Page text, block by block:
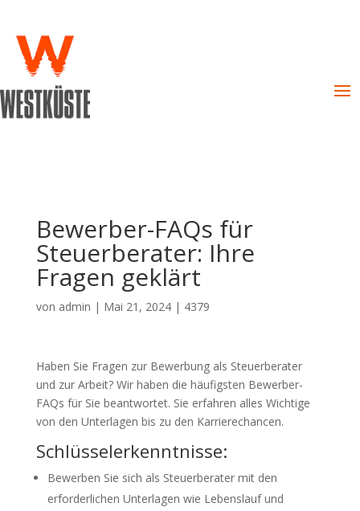
Bewerber-FAQs für
Steuerberater: Ihre
Fragen geklärt
von admin | Mai 21, 2024| 4379
Haben Sie Fragen zur Bewerbung als Steuerberater
und zur Arbeit? Wir haben die häufigsten Bewerber-
FAQs für Sie beantwortet. Sie erfahren alles Wichtige
von den Unterlagen bis zu den Karrierechancen.
Schlüsselerkenntnisse:
Bewerben Sie sich als Steuerberater mit den
erforderlichen Unterlagen wie Lebenslauf und